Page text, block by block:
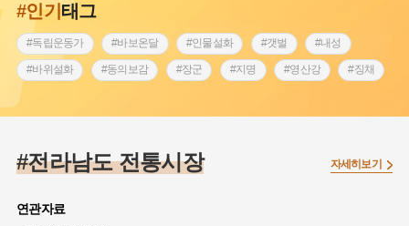
#인기태그
#독립운동가 #바보온달 #인물설화 #갯벌 #내성
#바위설화 #동의보감 #장군 #지명 #영산강 #징채
#인천 #외성 #허준 #농업 #낙성대
#황해도
#전라남도 전통시장
연관자료
자세히보기